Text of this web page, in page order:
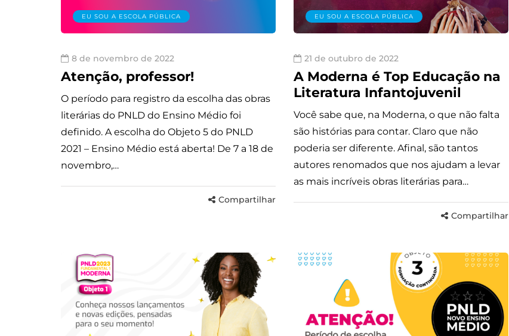
EU SOU A ESCOLA PÚBLICA
8 de novembro de 2022
Atenção, professor!
O período para registro da escolha das obras
literárias do PNLD do Ensino Médio foi
definido. A escolha do Objeto 5 do PNLD
2021 – Ensino Médio está aberta! De 7 a 18 de
novembro,…
Compartilhar
EU SOU A ESCOLA PÚBLICA
21 de outubro de 2022
A Moderna é Top Educação na
Literatura Infantojuvenil
Você sabe que, na Moderna, o que não falta
são histórias para contar. Claro que não
poderia ser diferente. Afinal, são tantos
autores renomados que nos ajudam a levar
as mais incríveis obras literárias para…
Compartilhar